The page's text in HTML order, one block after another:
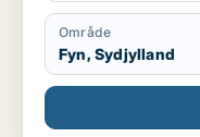
Område
Fyn, Sydjylland